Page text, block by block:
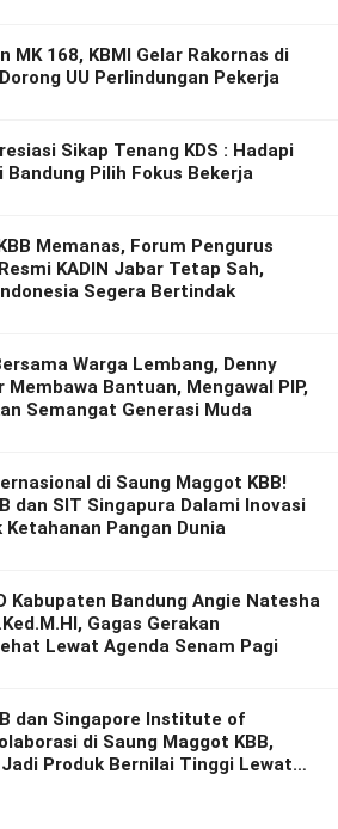
MK 168, KBMI Gelar Rakornas di
UU Perlindungan Pekerja
Sikap Tenang KDS : Hadapi
Pilih Fokus Bekerja
Memanas, Forum Pengurus
KADIN Jabar Tetap Sah,
Segera Bertindak
Warga Lembang, Denny
Membawa Bantuan, Mengawal PIP,
Semangat Generasi Muda
di Saung Maggot KBB!
dan SIT Singapura Dalami Inovasi
Pangan Dunia
Kabupaten Bandung Angie Natesha
Gagas Gerakan
Lewat Agenda Senam Pagi
dan Singapore Institute of
di Saung Maggot KBB,
Produk Bernilai Tinggi Lewat